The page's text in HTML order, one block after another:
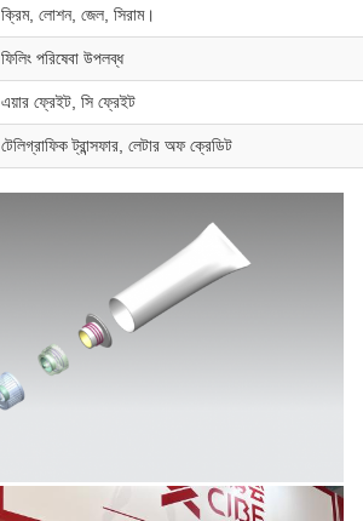
ক্রিম, লোশন, জেল, সিরাম।
ফিলিং পরিষেবা উপলব্ধ
এয়ার ফ্রেইট, সি ফ্রেইট
টেলিগ্রাফিক ট্রান্সফার, লেটার অফ ক্রেডিট